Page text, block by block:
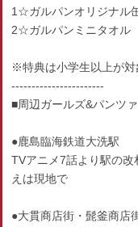
1☆ガルパンオリジナル
2☆ガルパンミニタオル
※特典は小学生以上が対
-----------------------
■周辺ガールズ&パンツ
●鹿島臨海鉄道大
TVアニメ7話より駅の
えは現地で
●大貫商店街・髭釜商